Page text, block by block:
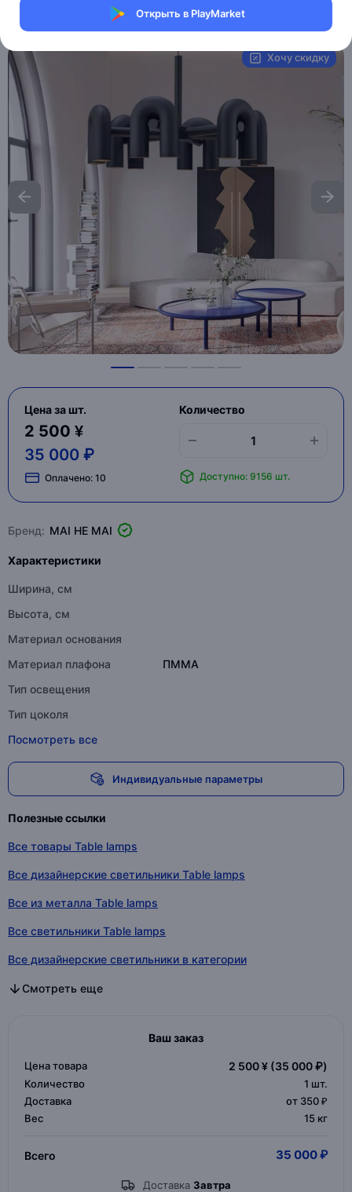
Открыть в PlayMarket
MXM2907326030
Хочу скидку
Цена за шт.
2 500 ¥
35 000 ₽
Оплачено: 10
Количество
Доступно: 9156 шт.
Бренд: MAI HE MAI
Характеристики
Ширина, см
Высота, см
Материал основания
Материал плафона
ПММА
Тип освещения
Тип цоколя
Посмотреть все
Индивидуальные параметры
Полезные ссылки
Все товары Table lamps
Все дизайнерские светильники Table lamps
Все из металла Table lamps
Все светильники Table lamps
Все дизайнерские светильники в категории
Все из металла в категории
Все светильники в категории
Смотреть еще
Ваш заказ
Цена товара 2 500 ¥ (35 000 ₽)
Количество 1 шт.
Доставка
от 350 ₽
Вес
15 кг
Всего 35 000 ₽
Доставка Завтра